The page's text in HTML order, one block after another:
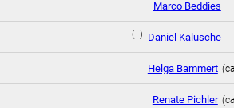
Marco Beddies
(--) Daniel Kalusche
Helga Bammert
Renate Pichler